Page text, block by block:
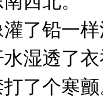
了铅一
湿透了
了个寒